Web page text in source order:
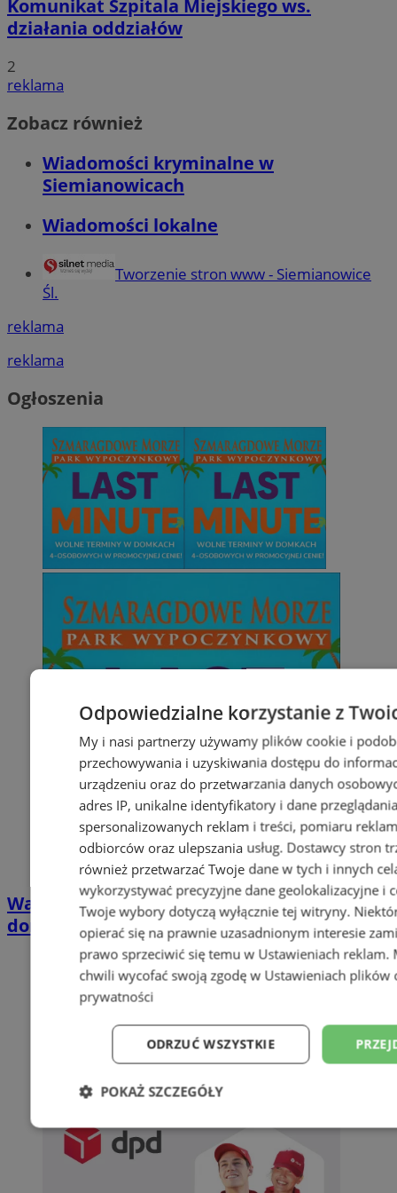
Komunikat Szpitala Miejskiego ws.
działania oddziałów
2
reklama
Zobacz również
Wiadomości kryminalne w
Siemianowicach
Wiadomości lokalne
Tworzenie stron www - Siemianowice
Śl.
reklama
reklama
Ogłoszenia
Wakacyjny wypoczynek nad Bałtykiem w
domkach Szmaragdowe Morze
Odpowiedzialne korzystanie z
My i nasi partnerzy używamy plików cookie i
przechowywania i uzyskiwania dostępu do
urządzeniu oraz do przetwarzania danych
adres IP, unikalne identyfikatory i dane
spersonalizowanych reklam i treści, pomiaru
odbiorców oraz ulepszania usług. Dostawcy stron
również przetwarzać Twoje dane w tych i innych
wykorzystywać precyzyjne dane geolokalizacyjne i
Twoje wybory dotyczą wyłącznie tej witryny.
opierać się na prawnie uzasadnionym interesie
prawo sprzeciwić się temu w Ustawieniach reklam.
chwili wycofać swoją zgodę w Ustawieniach plików
prywatności
ODRZUĆ WSZYSTKIE
POKAŻ SZCZEGÓŁY
Niezbędne Wydajność